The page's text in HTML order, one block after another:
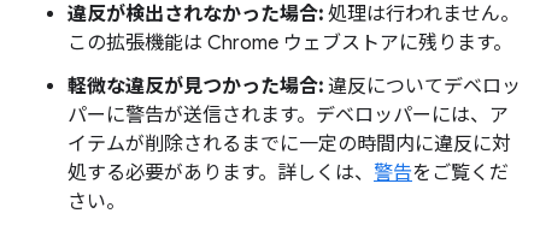
違反が検出されなかった場合: 処理は行われません。
この拡張機能は Chrome ウェブストアに残ります。
軽微な違反が見つかった場合: 違反についてデベロッ
パーに警告が送信されます。デベロッパーには、ア
イテムが削除されるまでに一定の時間内に違反に対
処する必要があります。詳しくは、 警告をご覧くだ
さい。